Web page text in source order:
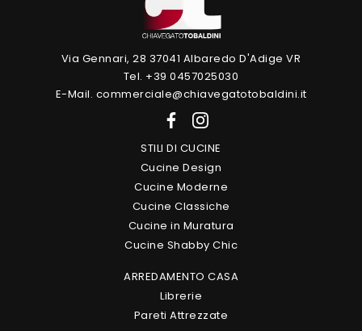
Via Gennari, 28 37041 Albaredo D'Adige VR
Tel. +39 0457025030
E-Mail. commerciale@chiavegatotobaldini.it
STILI DI CUCINE
Cucine Design
Cucine Moderne
Cucine Classiche
Cucine in Muratura
Cucine Shabby Chic
ARREDAMENTO CASA
Librerie
Pareti Attrezzate